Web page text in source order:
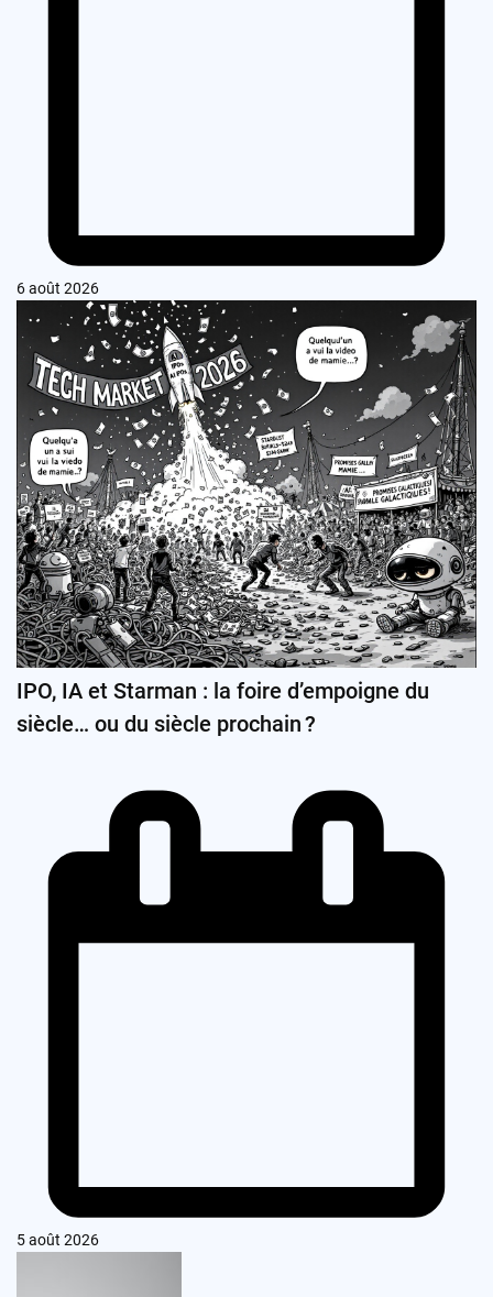
6 août 2026
IPO, IA et Starman : la foire d’empoigne du
siècle… ou du siècle prochain ?
5 août 2026